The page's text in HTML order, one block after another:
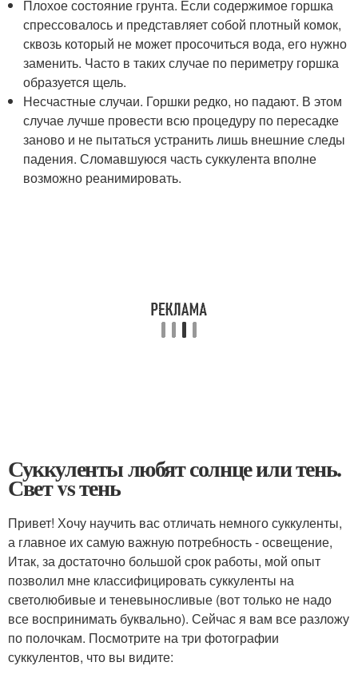
Плохое состояние грунта. Если содержимое горшка
спрессовалось и представляет собой плотный комок,
сквозь который не может просочиться вода, его нужно
заменить. Часто в таких случае по периметру горшка
образуется щель.
Несчастные случаи. Горшки редко, но падают. В этом
случае лучше провести всю процедуру по пересадке
заново и не пытаться устранить лишь внешние следы
падения. Сломавшуюся часть суккулента вполне
возможно реанимировать.
Суккуленты любят солнце или тень.
Свет vs тень
Привет! Хочу научить вас отличать немного суккуленты,
а главное их самую важную потребность - освещение,
Итак, за достаточно большой срок работы, мой опыт
позволил мне классифицировать суккуленты на
светолюбивые и теневыносливые (вот только не надо
все воспринимать буквально). Сейчас я вам все разложу
по полочкам. Посмотрите на три фотографии
суккулентов, что вы видите: